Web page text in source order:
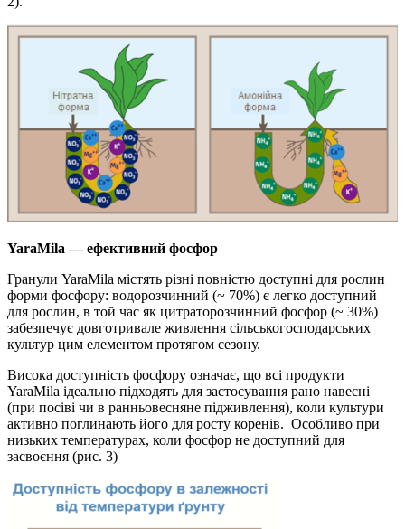
YaraMila — ефективний фосфор
Гранули YaraMila містять різні повністю доступні для рослин
форми фосфору: водорозчинний (~ 70%) є легко доступний
для рослин, в той час як цитраторозчинний фосфор (~ 30%)
забезпечує довготривале живлення сільськогосподарських
культур цим елементом протягом сезону.
Висока доступність фосфору означає, що всі продукти
YaraMila ідеально підходять для застосування рано навесні
(при посіві чи в ранньовесняне підживлення), коли культури
активно поглинають його для росту коренів. Особливо при
низьких температурах, коли фосфор не доступний для
засвоєння (рис. 3)